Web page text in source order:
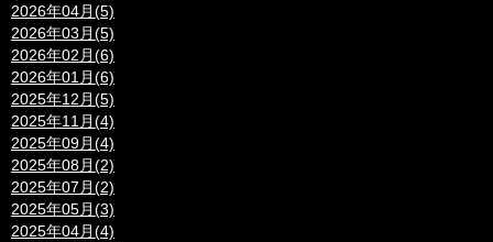
2026年04月(5)
2026年03月(5)
2026年02月(6)
2026年01月(6)
2025年12月(5)
2025年11月(4)
2025年09月(4)
2025年08月(2)
2025年07月(2)
2025年05月(3)
2025年04月(4)